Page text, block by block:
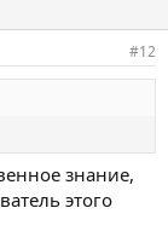
#12
знание,
этого